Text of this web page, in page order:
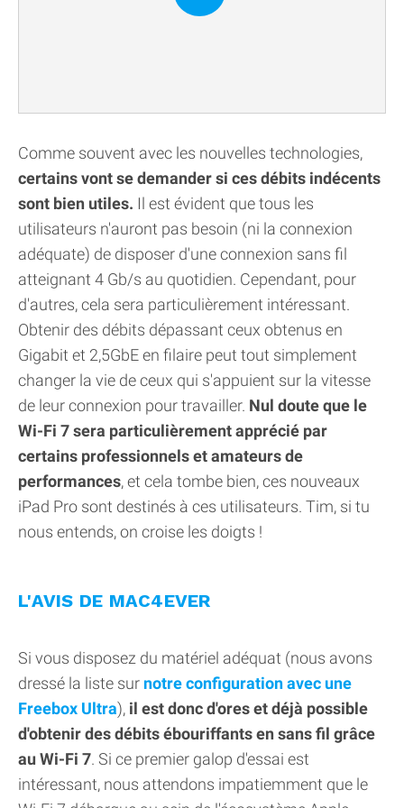
Comme souvent avec les nouvelles technologies,
certains vont se demander si ces débits indécents
sont bien utiles. Il est évident que tous les
utilisateurs n'auront pas besoin (ni la connexion
adéquate) de disposer d'une connexion sans fil
atteignant 4 Gb/s au quotidien. Cependant, pour
d'autres, cela sera particulièrement intéressant.
Obtenir des débits dépassant ceux obtenus en
Gigabit et 2,5GbE en filaire peut tout simplement
changer la vie de ceux qui s'appuient sur la vitesse
de leur connexion pour travailler. Nul doute que le
Wi-Fi 7 sera particulièrement apprécié par
certains professionnels et amateurs de
performances, et cela tombe bien, ces nouveaux
iPad Pro sont destinés à ces utilisateurs. Tim, si tu
nous entends, on croise les doigts !
L'AVIS DE MAC4EVER
Si vous disposez du matériel adéquat (nous avons
dressé la liste sur notre configuration avec une
Freebox Ultra), il est donc d'ores et déjà possible
d'obtenir des débits ébouriffants en sans fil grâce
au Wi-Fi 7. Si ce premier galop d'essai est
intéressant, nous attendons impatiemment que le